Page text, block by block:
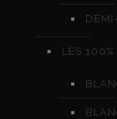
LES 100%